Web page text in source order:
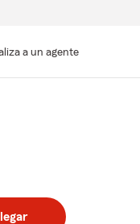
a un agente